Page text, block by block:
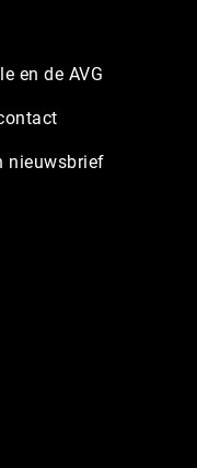
en de AVG
nieuwsbrief